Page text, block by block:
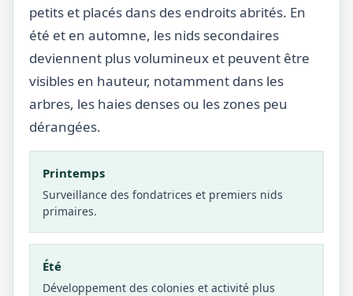
petits et placés dans des endroits abrités. En
été et en automne, les nids secondaires
deviennent plus volumineux et peuvent être
visibles en hauteur, notamment dans les
arbres, les haies denses ou les zones peu
dérangées.
Printemps
Surveillance des fondatrices et premiers nids
primaires.
Été
Développement des colonies et activité plus